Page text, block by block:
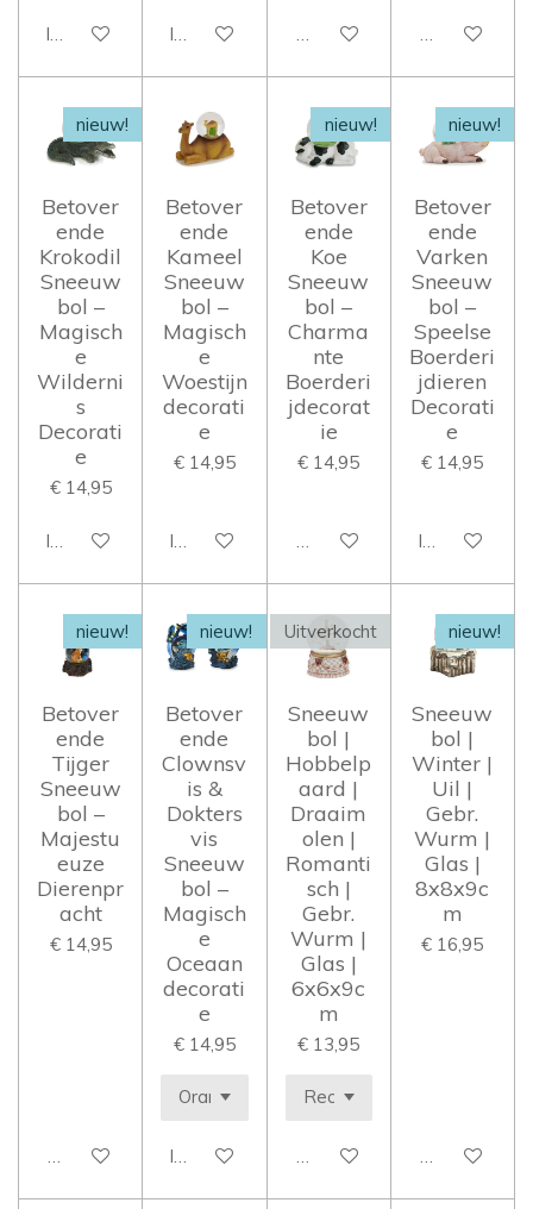
In winkelwagenIn winkelwagenHoud mij op de hoogte
Houd mij op
nieuw!
Betover
ende
Krokodil
Sneeuw
bol –
Magisch
e
Wilderni
s
Decorati
e
€ 14,95
In winkelwagen
Betover
ende
Kameel
Sneeuw
bol –
Magisch
e
Woestijn
decorati
e
€ 14,95
In winkelwagen
nieuw!
Betover
ende
Koe
Sneeuw
bol –
Charma
nte
Boerderi
jdecorat
ie
€ 14,95
Houd mij op de hoogte
nieuw!
Betover
ende
Varken
Sneeuw
bol –
Speelse
Boerderi
jdieren
Decorati
e
€ 14,95
In
nieuw!
Betover
ende
Tijger
Sneeuw
bol –
Majestu
euze
Dierenpr
acht
€ 14,95
Houd mij op de hoogte
nieuw!
Betover
ende
Clownsv
is &
Dokters
vis
Sneeuw
bol –
Magisch
e
Oceaan
decorati
e
€ 14,95
In winkelwagen
Uitverkocht
Sneeuw
bol |
Hobbelp
aard |
Draaim
olen |
Romanti
sch |
Gebr.
Wurm |
Glas |
6x6x9c
m
€ 13,95
Houd mij op de hoogte
nieuw!
Sneeuw
bol |
Winter |
Uil |
Gebr.
Wurm |
Glas |
8x8x9c
m
€ 16,95
Houd mij op